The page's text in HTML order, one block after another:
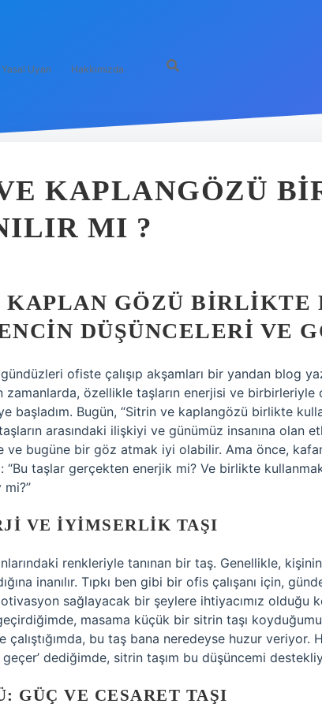
Yasal Uyarı Hakkımızda
KAPLANGÖZÜ
MI ?
KAPLAN GÖZÜ
DÜŞÜNCELERI VE
ofiste çalışıp akşamları bir yandan blog
zamanlarda, özellikle taşların enerjisi ve birbirleriyle
başladım. Bugün, “Sitrin ve kaplangözü birlikte
arasındaki ilişkiyi ve günümüz insanına olan
ve bugüne bir göz atmak iyi olabilir. Ama önce,
“Bu taşlar gerçekten enerjik mi? Ve birlikte
VE İYIMSERLIK TAŞI
renkleriyle tanınan bir taş. Genellikle,
inanılır. Tıpkı ben gibi bir ofis çalışanı için,
sağlayacak bir şeylere ihtiyacımız olduğu
masama küçük bir sitrin taşı koyduğumu
bu taş bana neredeyse huzur veriyor.
dediğimde, sitrin taşım bu düşüncemi
GÜÇ VE CESARET TAŞI